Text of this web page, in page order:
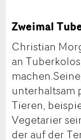
Zweimal
Christian
an
unterhaltsam
Tieren,
Vegetarier
der auf der